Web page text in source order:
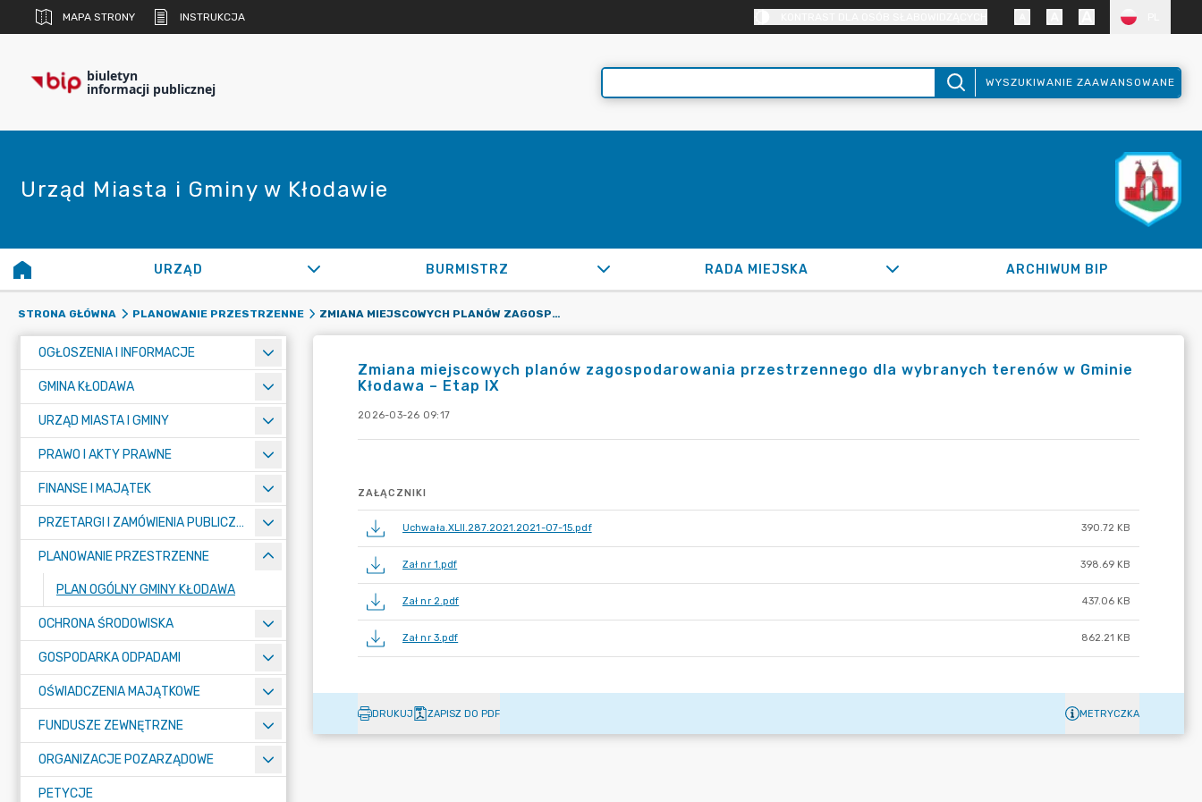
MAPA STRONY INSTRUKCJA
biuletyn
informacji publicznej WYSZUKIWANIE ZAAWANSOWANE
Urząd Miasta i Gminy w Kłodawie
URZĄD BURMISTRZ RADA MIEJSKA ARCHIWUM BIP
STRONA GŁÓWNA PLANOWANIE PRZESTRZENNE ZMIANA MIEJSCOWYCH PLANÓW ZAGOSPODAROWANIA PRZESTRZENNEGO DLA WYBRANYCH TERENÓW W GMINIE KŁODAWA – ETAP IX
OGŁOSZENIA I INFORMACJE
GMINA KŁODAWA
URZĄD MIASTA I GMINY
PRAWO I AKTY PRAWNE
FINANSE I MAJĄTEK
PRZETARGI I ZAMÓWIENIA PUBLICZNE
PLANOWANIE PRZESTRZENNE
PLAN OGÓLNY GMINY KŁODAWA
OCHRONA ŚRODOWISKA
GOSPODARKA ODPADAMI
OŚWIADCZENIA MAJĄTKOWE
FUNDUSZE ZEWNĘTRZNE
ORGANIZACJE POZARZĄDOWE
PETYCJE
Zmiana miejscowych planów zagospodarowania przestrzennego dla wybranych terenów w Gminie
Kłodawa – Etap IX
2026-03-26 09:17
ZAŁĄCZNIKI
Uchwała.XLII.287.2021.2021-07-15.pdf 390.72 KB
Zał nr 1.pdf 398.69 KB
Zał nr 2.pdf 437.06 KB
Zał nr 3.pdf 862.21 KB
DRUKUJ ZAPISZ DO PDF METRYCZKA